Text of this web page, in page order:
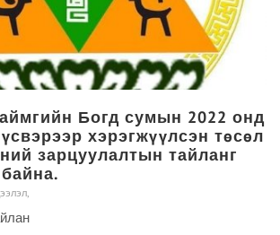
Богд сумын 2022 онд
хэрэгжүүлсэн төсөл
зарцуулалтын тайланг
,